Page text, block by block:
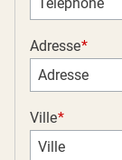
Adresse
Ville